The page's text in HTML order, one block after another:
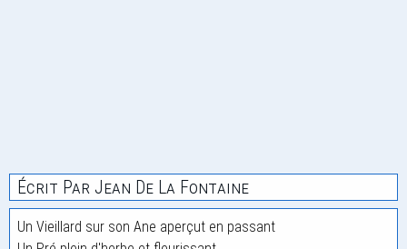
Écrit Par Jean De La Fontaine
Un Vieillard sur son Ane aperçut en passant